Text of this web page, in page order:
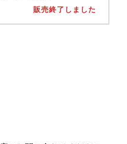
販売終了しました